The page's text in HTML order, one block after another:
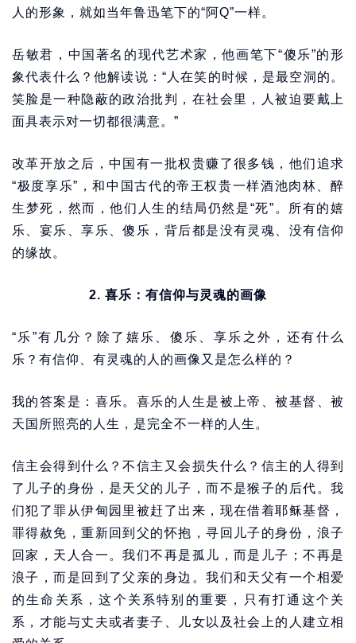
人的形象，就如当年鲁迅笔下的“阿Q”一样。
岳敏君，中国著名的现代艺术家，他画笔下“傻乐”的形
象代表什么？他解读说：“人在笑的时候，是最空洞的。
笑脸是一种隐蔽的政治批判，在社会里，人被迫要戴上
面具表示对一切都很满意。”
改革开放之后，中国有一批权贵赚了很多钱，他们追求
“极度享乐”，和中国古代的帝王权贵一样酒池肉林、醉
生梦死，然而，他们人生的结局仍然是“死”。所有的嬉
乐、宴乐、享乐、傻乐，背后都是没有灵魂、没有信仰
的缘故。
2. 喜乐：有信仰与灵魂的画像
“乐”有几分？除了嬉乐、傻乐、享乐之外，还有什么
乐？有信仰、有灵魂的人的画像又是怎么样的？
我的答案是：喜乐。喜乐的人生是被上帝、被基督、被
天国所照亮的人生，是完全不一样的人生。
信主会得到什么？不信主又会损失什么？信主的人得到
了儿子的身份，是天父的儿子，而不是猴子的后代。我
们犯了罪从伊甸园里被赶了出来，现在借着耶稣基督，
罪得赦免，重新回到父的怀抱，寻回儿子的身份，浪子
回家，天人合一。我们不再是孤儿，而是儿子；不再是
浪子，而是回到了父亲的身边。我们和天父有一个相爱
的生命关系，这个关系特别的重要，只有打通这个关
系，才能与丈夫或者妻子、儿女以及社会上的人建立相